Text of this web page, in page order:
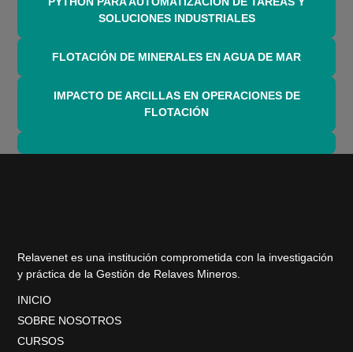
SOLUCIONES INDUSTRIALES
FLOTACIÓN DE MINERALES EN AGUA DE MAR
IMPACTO DE ARCILLAS EN OPERACIONES DE
FLOTACIÓN
Relavenet es una institución comprometida con la investigación
y práctica de la Gestión de Relaves Mineros.
INICIO
SOBRE NOSOTROS
CURSOS